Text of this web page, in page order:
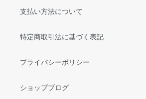
支払い方法について
特定商取引法に基づく表記
プライバシーポリシー
ショップブログ